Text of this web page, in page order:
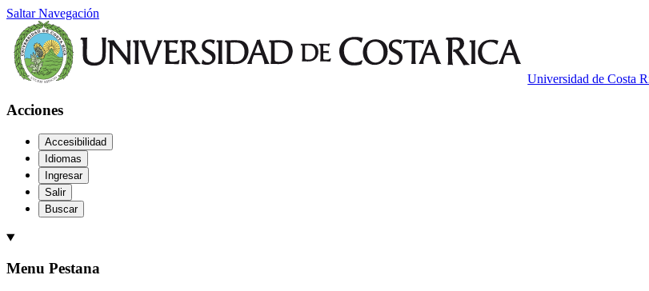
Saltar Navegación
Universidad de Costa
Acciones
Accesibilidad
Idiomas
Ingresar
Salir
Buscar
Menu Pestana